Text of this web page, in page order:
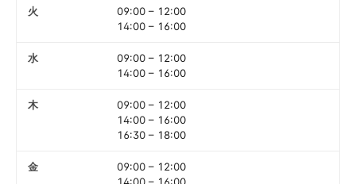
火 09:00 – 12:00
14:00 – 16:00
水 09:00 – 12:00
14:00 – 16:00
木 09:00 – 12:00
14:00 – 16:00
16:30 – 18:00
金 09:00 – 12:00